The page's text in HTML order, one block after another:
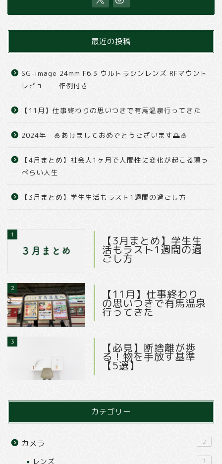
最近の投稿
SG-image 24mm F6.3 ウルトラシンレンズ RFマウント
レビュー 作例付き
【11月】仕事終わりの思いつきで有馬温泉行ってきた
2024年 🎍あけましておめでとうございます🌅🎍
【4月まとめ】社会人1ヶ月で人間性に変化が起こる薄っ
ぺらい人生
【3月まとめ】学生生活もラスト1週間の過ごし方
1 【3月まとめ】学生生
活もラスト1週間の過
ごし方
2 【11月】仕事終わり
の思いつきで有馬温泉
行ってきた
3 【必見】断捨離が捗
る！物を手放す基準
【5選】
カテゴリー
カメラ 2
レンズ 1